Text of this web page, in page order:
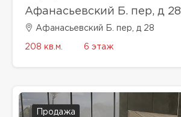
Афанасьевский Б. пер, д 28
Афанасьевский Б. пер, д 28
208 кв.м. 6 этаж
Продажа